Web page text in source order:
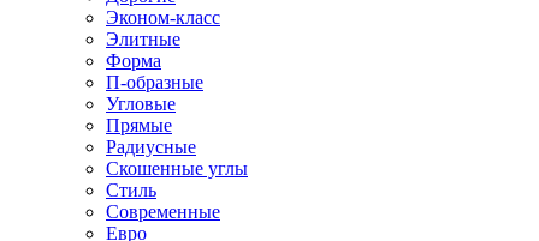
Эконом-класс
Элитные
Форма
П-образные
Угловые
Прямые
Радиусные
Скошенные углы
Стиль
Современные
Евро